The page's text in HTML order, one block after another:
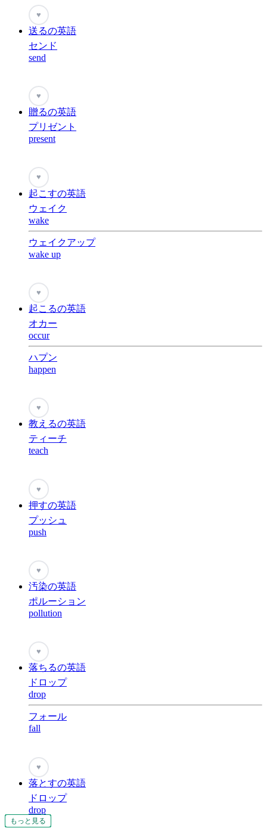
もっと見る
もっと見る
もっと見る
もっと見る
もっと見る
もっと見る
もっと見る
もっと見る
もっと見る
もっと見る
♥
送るの英語
センド
send
♥
贈るの英語
プリゼント
present
♥
起こすの英語
ウェイク
wake
ウェイクアップ
wake up
♥
起こるの英語
オカー
occur
ハプン
happen
♥
教えるの英語
ティーチ
teach
♥
押すの英語
プッシュ
push
♥
汚染の英語
ポルーション
pollution
♥
落ちるの英語
ドロップ
drop
フォール
fall
♥
落とすの英語
ドロップ
drop
もっと見る
もっと見る
もっと見る
もっと見る
もっと見る
もっと見る
もっと見る
もっと見る
もっと見る
もっと見る
もっと見る
もっと見る
もっと見る
もっと見る
もっと見る
もっと見る
もっと見る
もっと見る
もっと見る
もっと見る
もっと見る
もっと見る
もっと見る
もっと見る
もっと見る
もっと見る
もっと見る
もっと見る
もっと見る
もっと見る
もっと見る
もっと見る
もっと見る
もっと見る
もっと見る
もっと見る
もっと見る
もっと見る
もっと見る
もっと見る